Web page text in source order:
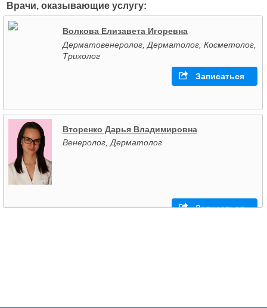
Врачи, оказывающие услугу:
Волкова Елизавета Игоревна
Дерматовенеролог, Дерматолог, Косметолог,
Трихолог
Записаться
Вторенко Дарья Владимировна
Венеролог, Дерматолог
Записаться